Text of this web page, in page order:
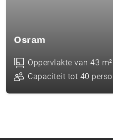
Osram
Oppervlakte van 43 m²
Capaciteit tot 40